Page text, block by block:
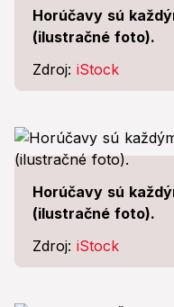
Horúčavy sú
(ilustračné foto).
Zdroj: iStock
Horúčavy sú
(ilustračné foto).
Zdroj: iStock